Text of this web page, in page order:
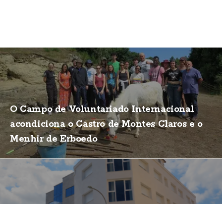
O Campo de Voluntariado Internacional
acondiciona o Castro de Montes Claros e o
Menhir de Erboedo